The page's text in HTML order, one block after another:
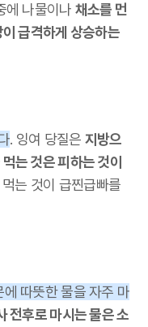
에 나물이나 채소를 먼
급격하게 상승하는
. 잉여 당질은 지방으
는 것은 피하는 것이
는 것이 급찐급빠를
따뜻한 물을 자주 마
전후로 마시는 물은 소